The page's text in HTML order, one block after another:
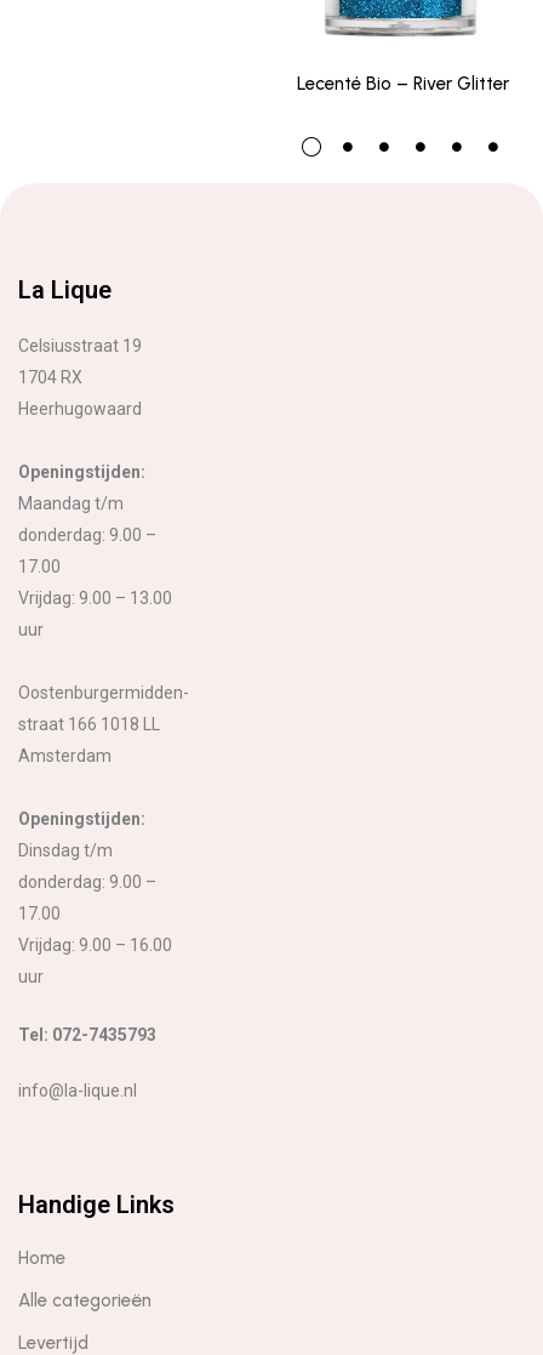
Lecenté Bio – River Glitter
La Lique
Celsiusstraat 19
1704 RX
Heerhugowaard
Openingstijden:
Maandag t/m
donderdag: 9.00 –
17.00
Vrijdag: 9.00 – 13.00
uur
Oostenburgermidden-
straat 166 1018 LL
Amsterdam
Openingstijden:
Dinsdag t/m
donderdag: 9.00 –
17.00
Vrijdag: 9.00 – 16.00
uur
Tel: 072-7435793
info@la-lique.nl
Handige Links
Home
Alle categorieën
Levertijd